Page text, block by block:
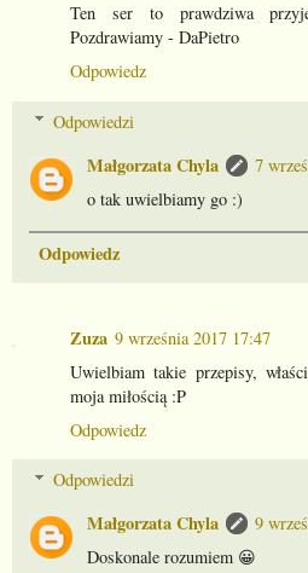
Ten ser to prawdziwa
Pozdrawiamy - DaPietro
Odpowiedz
Odpowiedzi
Małgorzata Chyla
7
o tak uwielbiamy go :)
Odpowiedz
Zuza 9 września 2017 17:47
Uwielbiam takie przepisy,
moja miłością :P
Odpowiedz
Odpowiedzi
Małgorzata Chyla
9
Doskonale rozumiem 😀